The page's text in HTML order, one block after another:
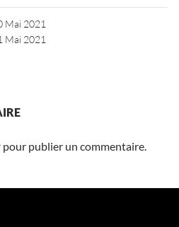
Mai 2021
Mai 2021
pour publier un commentaire.